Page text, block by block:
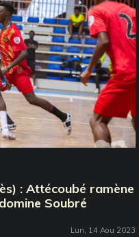
: Attécoubé ramène
Soubré
Lun, 14 Aou 2023